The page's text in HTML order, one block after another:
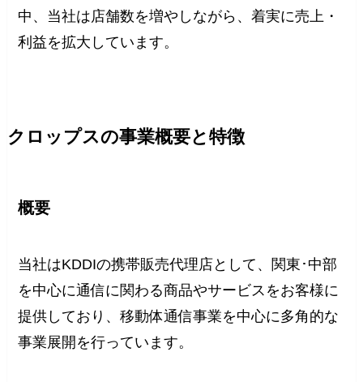
中、当社は店舗数を増やしながら、着実に売上・
利益を拡大しています。
クロップスの事業概要と特徴
概要
当社はKDDIの携帯販売代理店として、関東･中部
を中心に通信に関わる商品やサービスをお客様に
提供しており、移動体通信事業を中心に多角的な
事業展開を行っています。